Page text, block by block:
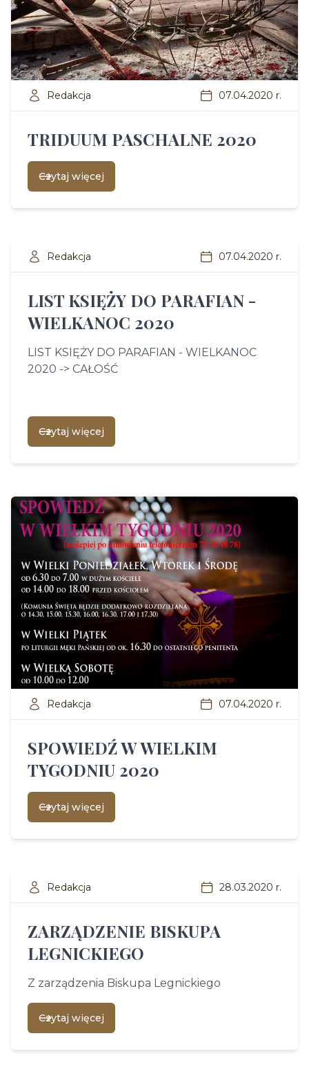
Redakcja 07.04.2020 r.
TRIDUUM PASCHALNE 2020
Czytaj więcej
Redakcja 07.04.2020 r.
LIST KSIĘŻY DO PARAFIAN -
WIELKANOC 2020
LIST KSIĘŻY DO PARAFIAN - WIELKANOC
2020 -> CAŁOŚĆ
Czytaj więcej
Redakcja 07.04.2020 r.
SPOWIEDŹ W WIELKIM
TYGODNIU 2020
Czytaj więcej
Redakcja 28.03.2020 r.
ZARZĄDZENIE BISKUPA
LEGNICKIEGO
Z zarządzenia Biskupa Legnickiego
Czytaj więcej